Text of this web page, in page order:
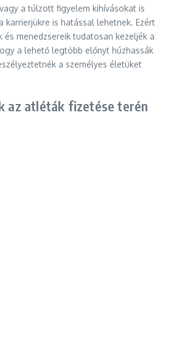
a túlzott figyelem kihívásokat is
karrierjükre is hatással lehetnek. Ezért
menedzsereik tudatosan kezeljék a
a lehető legtöbb előnyt húzhassák
a személyes életüket
az atléták fizetése terén